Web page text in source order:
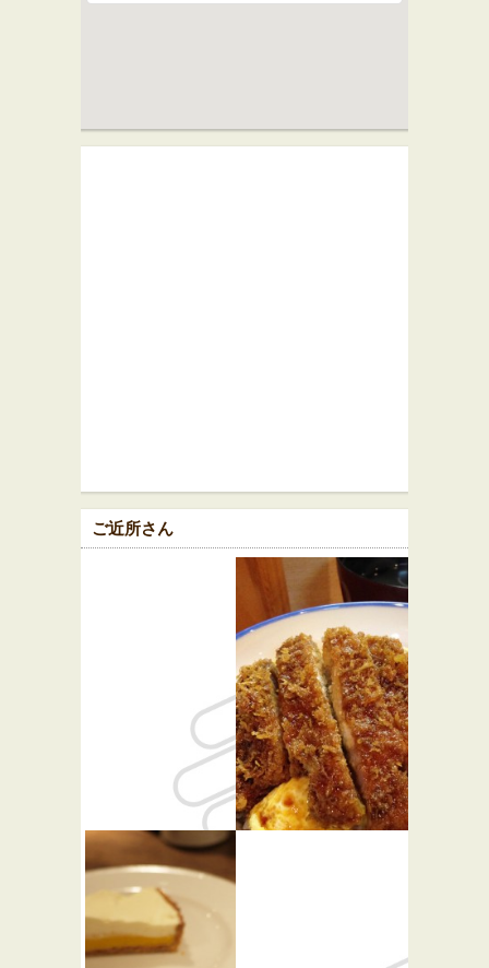
ご近所さん
Roast One
西洋料理